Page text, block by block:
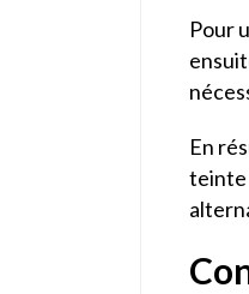
Pour
En
teinte